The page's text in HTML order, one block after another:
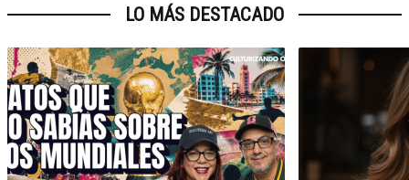
LO MÁS DESTACADO